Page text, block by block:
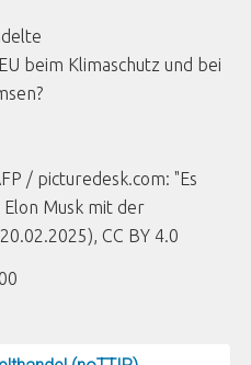
beim Klimaschutz und bei
/ picturedesk.com: "Es
Musk mit der
CC BY 4.0